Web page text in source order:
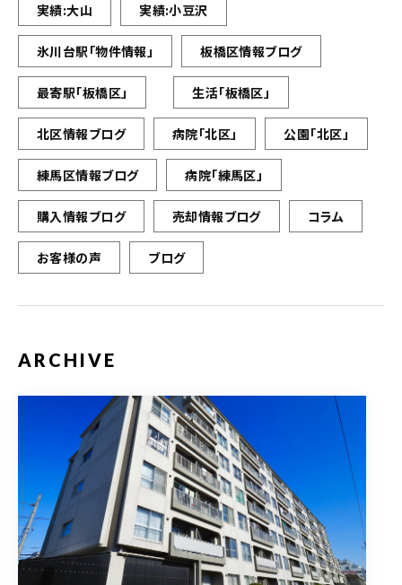
実績:大山 実績:小豆沢
氷川台駅「物件情報」 板橋区情報ブログ
最寄駅「板橋区」 生活「板橋区」
北区情報ブログ 病院「北区」 公園「北区」
練馬区情報ブログ 病院「練馬区」
購入情報ブログ 売却情報ブログ コラム
お客様の声 ブログ
ARCHIVE